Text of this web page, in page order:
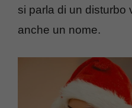
si parla di un disturbo
anche un nome.